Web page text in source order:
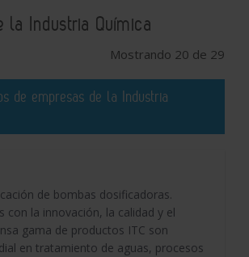
la Industria Química
Mostrando 20 de 29
de empresas de la Industria
de bombas dosificadoras.
con la innovación, la calidad y el
gama de productos ITC son
en tratamiento de aguas, procesos